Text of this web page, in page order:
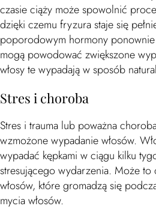
czasie ciąży może spowolnić
dzięki czemu fryzura staje się
poporodowym hormony
mogą powodować zwiększone
włosy te wypadają w sposób
Stres i choroba
Stres i trauma lub poważna
wzmożone wypadanie włosów.
wypadać kępkami w ciągu kilku
stresującego wydarzenia. Może
włosów, które gromadzą się
mycia włosów.